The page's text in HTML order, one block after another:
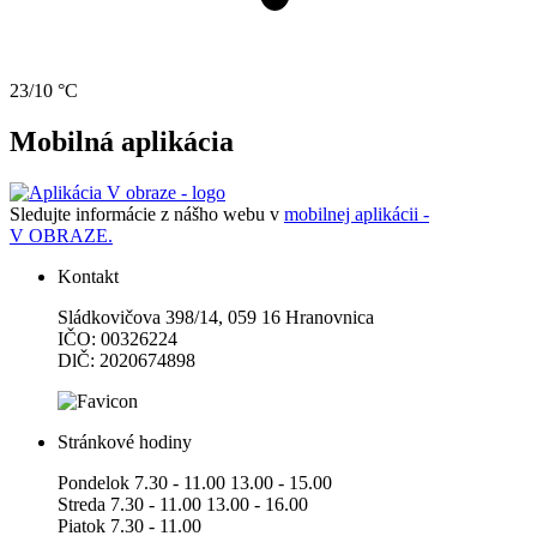
23/10 °C
Mobilná aplikácia
Sledujte informácie z nášho webu v mobilnej aplikácii -
V OBRAZE.
Kontakt
Sládkovičova 398/14, 059 16 Hranovnica
IČO: 00326224
DlČ: 2020674898
Stránkové hodiny
Pondelok 7.30 - 11.00 13.00 - 15.00
Streda 7.30 - 11.00 13.00 - 16.00
Piatok 7.30 - 11.00